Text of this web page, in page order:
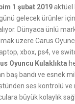
bim 1 şubat 2019aktüel
gelecek ürünler
Dünyaca ünlü
üzere Carus Oyuncu
xbox, ps4, ve
Oyuncu Kulaklıkta
baş bandı ve esnek
ses kontrolü
büyük kolaylık